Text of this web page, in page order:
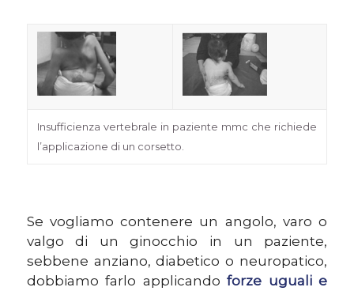
Insufficienza vertebrale in paziente mmc che richiede
l’applicazione di un corsetto.
Se vogliamo contenere un angolo, varo o
valgo di un ginocchio in un paziente,
sebbene anziano, diabetico o neuropatico,
dobbiamo farlo applicandoforze uguali e